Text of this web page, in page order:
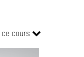
cours